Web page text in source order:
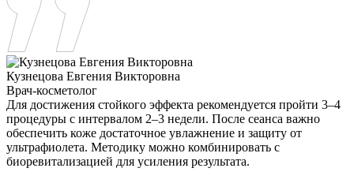
Кузнецова Евгения Викторовна
Врач-косметолог
Для достижения стойкого эффекта рекомендуется пройти 3–4
процедуры с интервалом 2–3 недели. После сеанса важно
обеспечить коже достаточное увлажнение и защиту от
ультрафиолета. Методику можно комбинировать с
биоревитализацией для усиления результата.